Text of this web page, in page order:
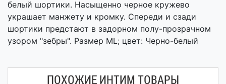
белый шортики. Насыщенно черное кружево
украшает манжету и кромку. Спереди и сзади
шортики предстают в задорном полу-прозрачном
узором "зебры". Размер ML; цвет: Черно-белый
ПОХОЖИЕ ИНТИМ ТОВАРЫ